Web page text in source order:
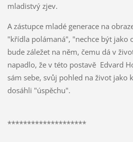
mladistvý zjev.
A zástupce mladé generace na
"křídla polámaná", "nechce být jako
bude záležet na něm, čemu dá v
napadlo, že v této postavě Edvard
sám sebe, svůj pohled na život jako
dosáhli "úspěchu".
********************